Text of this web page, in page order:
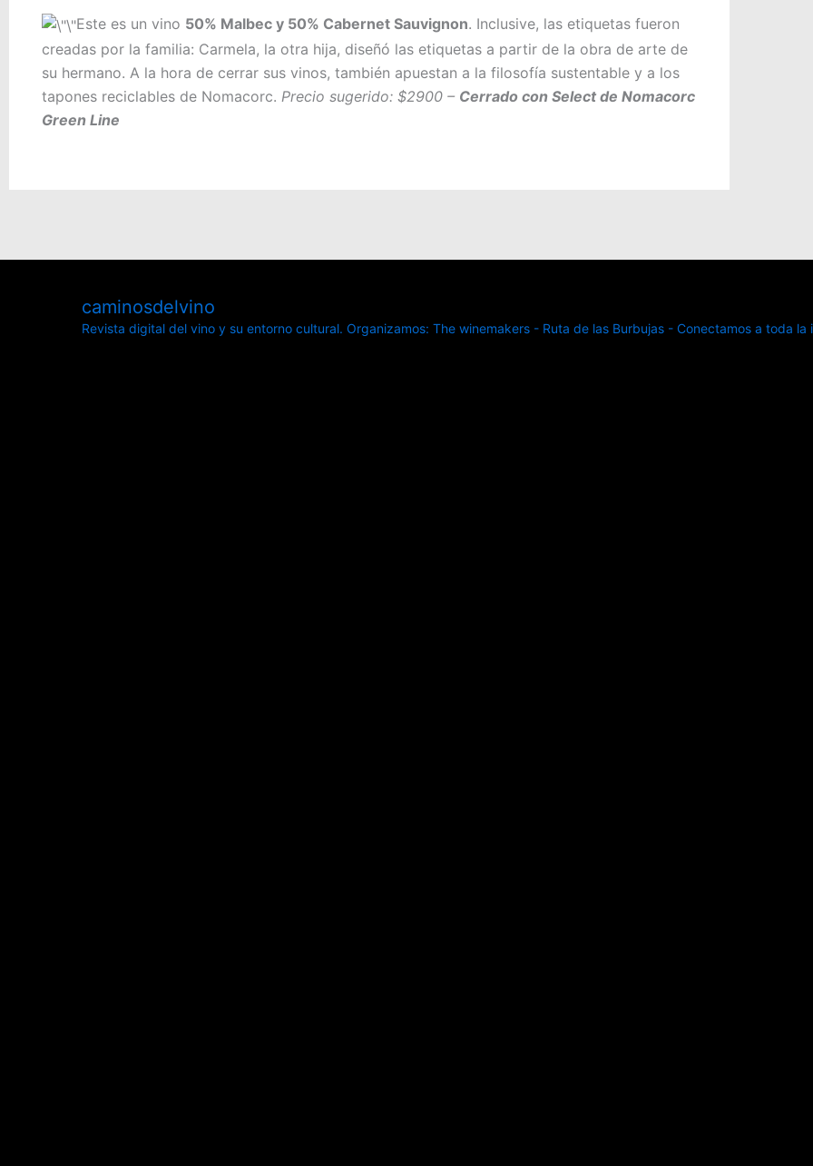
Este es un vino 50% Malbec y 50% Cabernet Sauvignon. Inclusive, las etiquetas fueron
creadas por la familia: Carmela, la otra hija, diseñó las etiquetas a partir de la obra de arte de
su hermano. A la hora de cerrar sus vinos, también apuestan a la filosofía sustentable y a los
tapones reciclables de Nomacorc. Precio sugerido: $2900 – Cerrado con Select de Nomacorc
Green Line
caminosdelvino
Revista digital del vino y su entorno cultural. Organizamos: The winemakers - Ruta de las Burbujas - Conectamos a toda la